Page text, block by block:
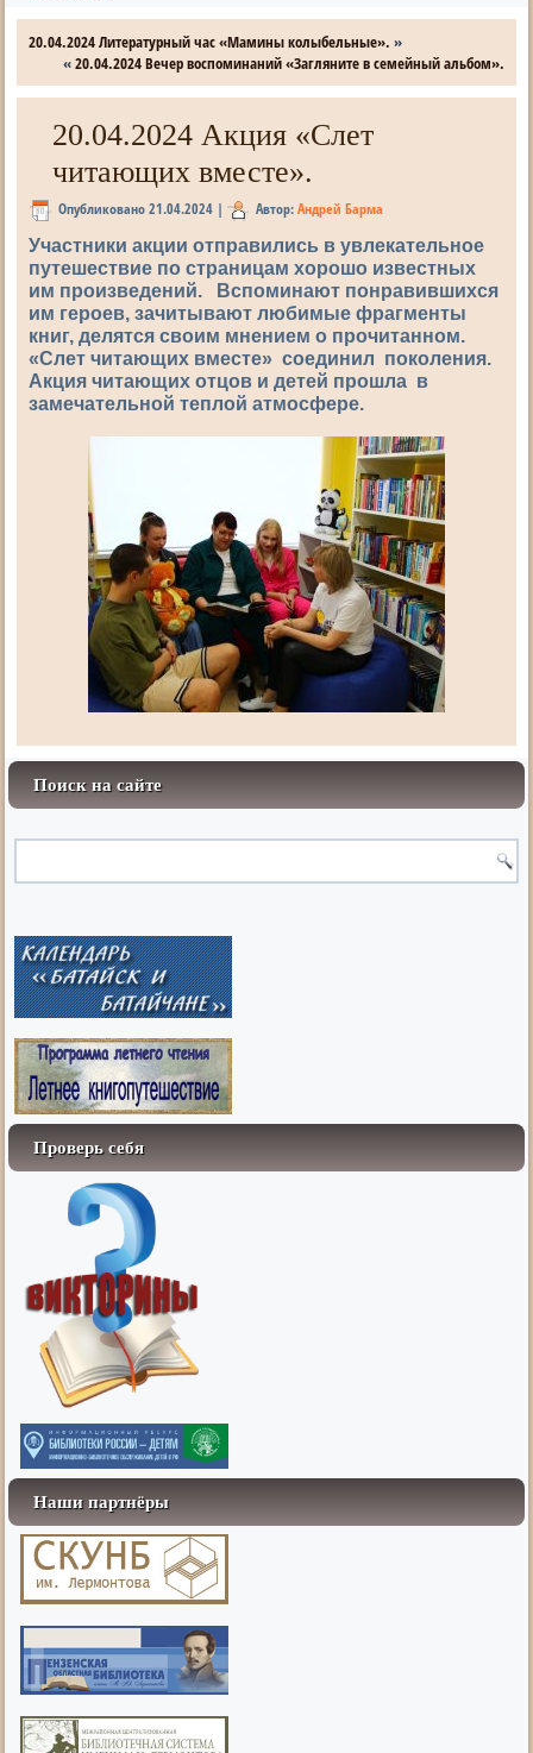
20.04.2024 Литературный час «Мамины колыбельные». »
«20.04.2024 Вечер воспоминаний «Загляните в семейный альбом».
20.04.2024 Акция «Слет
читающих вместе».
Опубликовано 21.04.2024 | Автор: Андрей Барма
Участники акции отправились в увлекательное
путешествие по страницам хорошо известных
им произведений. Вспоминают понравившихся
им героев, зачитывают любимые фрагменты
книг, делятся своим мнением о прочитанном.
«Слет читающих вместе» соединил поколения.
Акция читающих отцов и детей прошла в
замечательной теплой атмосфере.
Поиск на сайте
Проверь себя
Наши партнёры